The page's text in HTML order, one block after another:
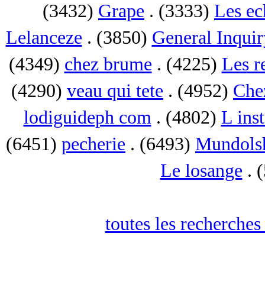
(3432) Grape . (3333) Les
Lelanceze . (3850) General
(4349) chez brume . (4225) Les
(4290) veau qui tete . (4952)
lodiguideph com. (4802) L
(6451) pecherie . (6493)
Le losange .
toutes les